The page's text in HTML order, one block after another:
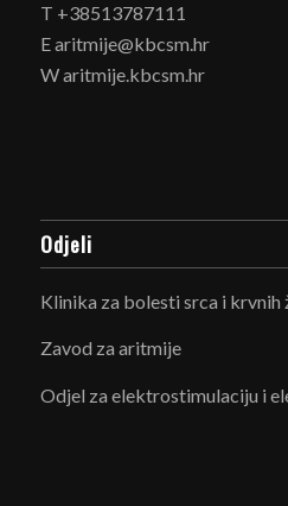
T +38513787111
E aritmije@kbcsm.hr
W aritmije.kbcsm.hr
Odjeli
Klinika za bolesti srca i krvnih
Zavod za aritmije
Odjel za elektrostimulaciju i